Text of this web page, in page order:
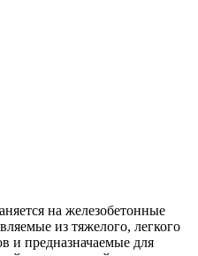
на железобетонные
из тяжелого, легкого
и предназначаемые для